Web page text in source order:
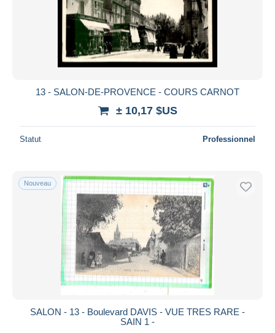
13 - SALON-DE-PROVENCE - COURS CARNOT
± 10,17 $US
Statut Professionnel
Nouveau
SALON - 13 - Boulevard DAVIS - VUE TRES RARE -
SAIN 1 -